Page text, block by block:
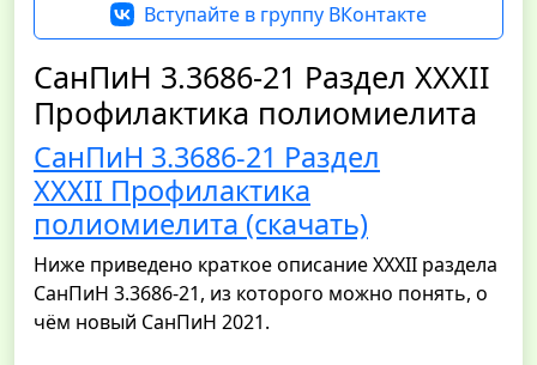
Вступайте в группу ВКонтакте
СанПиН 3.3686-21 Раздел XXXII
Профилактика полиомиелита
СанПиН 3.3686-21 Раздел
ХХХII Профилактика
полиомиелита (скачать)
Ниже приведено краткое описание ХХХII раздела
СанПиН 3.3686-21, из которого можно понять, о
чём новый СанПиН 2021.